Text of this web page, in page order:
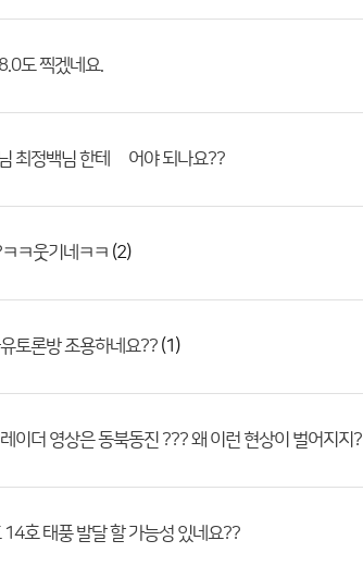
도 찍겠네요.
최정백님 한테 밎어야 되나요??
ㅋ웃기네ㅋㅋ (2)
토론방 조용하네요?? (1)
이더 영상은 동북동진 ??? 왜 이런 현상이 벌어지지?
호 태풍 발달 할 가능성 있네요??